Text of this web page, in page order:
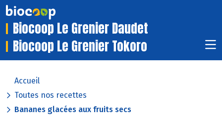
Biocoop Le Grenier Daudet
Biocoop Le Grenier Tokoro
Accueil
Toutes nos recettes
Bananes glacées aux fruits secs